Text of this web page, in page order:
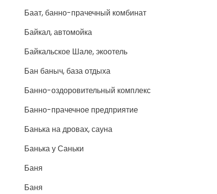
Баат, банно-прачечный комбинат
Байкал, автомойка
Байкальское Шале, экоотель
Бан баныч, база отдыха
Банно-оздоровительный комплекс
Банно-прачечное предприятие
Банька на дровах, сауна
Банька у Саньки
Баня
Баня